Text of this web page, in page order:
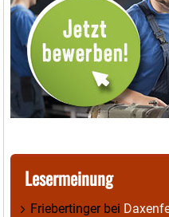
Lesermeinung
Friebertingerbei